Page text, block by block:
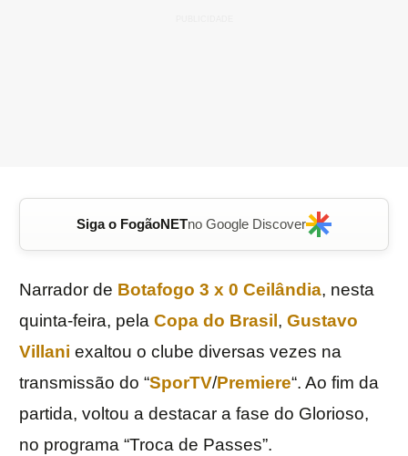
Siga o FogãoNETno Google Discover
Narrador de Botafogo 3 x 0 Ceilândia, nesta
quinta-feira, pela Copa do Brasil , Gustavo
Villani exaltou o clube diversas vezes na
transmissão do “SporTV/Premiere“. Ao fim da
partida, voltou a destacar a fase do Glorioso,
no programa “Troca de Passes”.